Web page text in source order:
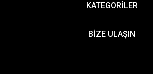
KATEGORİLER
BİZE ULAŞIN